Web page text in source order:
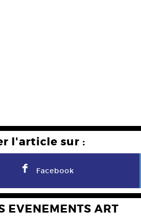
l'article sur :
F Facebook
EVENEMENTS ART